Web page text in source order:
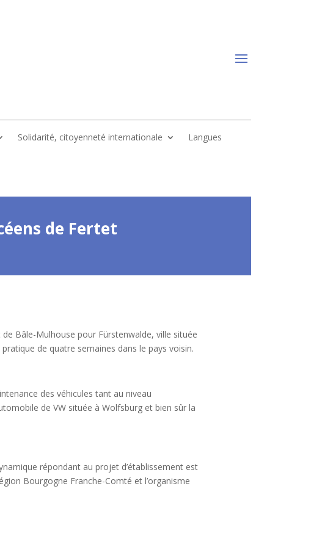
Solidarité, citoyenneté internationale
Langues
de Fertet
Bâle-Mulhouse pour Fürstenwalde, ville située
de quatre semaines dans le pays voisin.
des véhicules tant au niveau
de VW située à Wolfsburg et bien sûr la
répondant au projet d’établissement est
Bourgogne Franche-Comté et l’organisme